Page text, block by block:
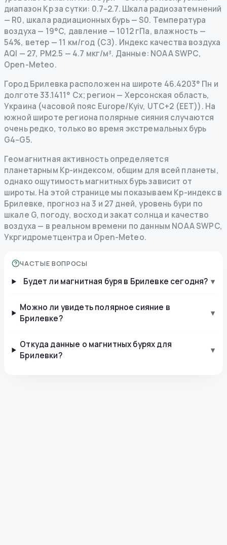
диапазон Kp за сутки: 0.7–2.7. Шкала радиозатемнений
— R0, шкала радиационных бурь— S0. Температура
воздуха — 19°C, давление — 1012 гПа, влажность —
54%, ветер — 11 км/год (СЗ). Индекс качества воздуха
AQI — 27, PM2.5 — 4.7 мкг/м³. Данные: NOAA SWPC,
Open-Meteo.
Город Брилевка расположен на широте 46.4203° Пн и
долготе 33.1411° Сх; регион — Херсонская область,
Украина (часовой пояс Europe/Kyiv, UTC+2 (EET)). На
южной широте региона полярные сияния случаются
очень редко, только во время экстремальных бурь
G4–G5.
Геомагнитная активность определяется
планетарным Kp-индексом, общим для всей планеты,
однако ощутимость магнитных бурь зависит от
широты. На этой странице мы показываем Kp-индекс в
Брилевке, прогноз на 3 и 27 дней, уровень бури по
шкале G, погоду, восход и закат солнца и качество
воздуха — в реальном времени по данным NOAA SWPC,
Укргидрометцентра и Open-Meteo.
ЧАСТЫЕ ВОПРОСЫ
Будет ли магнитная буря в Брилевке сегодня? ▾
Можно ли увидеть полярное сияние в
Брилевке?
▾
Откуда данные о магнитных бурях для
Брилевки?
▾